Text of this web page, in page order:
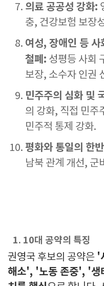
의료 공공성 강화:
충, 건강보험 보장
여성, 장애인 등
철폐: 성평등 사회
보장, 소수자 인권
민주주의 심화 및
의 강화, 직접 민주
민주적 통제 강화.
평화와 통일의 한
남북 관계 개선, 군
1. 10대 공약의 특징
권영국 후보의 공약은 '
해소', '노동 존중', '생